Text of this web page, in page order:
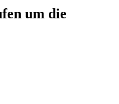
um die